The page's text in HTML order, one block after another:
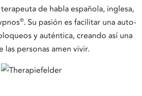
de habla española, inglesa,
®. Su pasión es facilitar una auto-
y auténtica, creando así una
las personas amen vivir.